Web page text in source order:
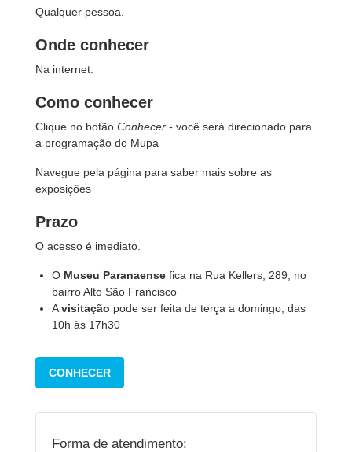
Qualquer pessoa.
Onde conhecer
Na internet.
Como conhecer
Clique no botão Conhecer - você será direcionado para
a programação do Mupa
Navegue pela página para saber mais sobre as
exposições
Prazo
O acesso é imediato.
O Museu Paranaense fica na Rua Kellers, 289, no
bairro Alto São Francisco
Avisitação pode ser feita de terça a domingo, das
10h às 17h30
CONHECER
Forma de atendimento: